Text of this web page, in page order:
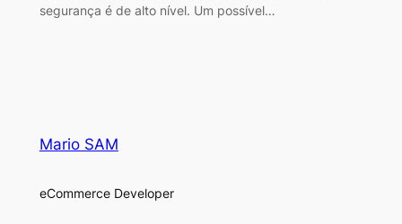
segurança é de alto nível. Um possível…
Mario SAM
eCommerce Developer